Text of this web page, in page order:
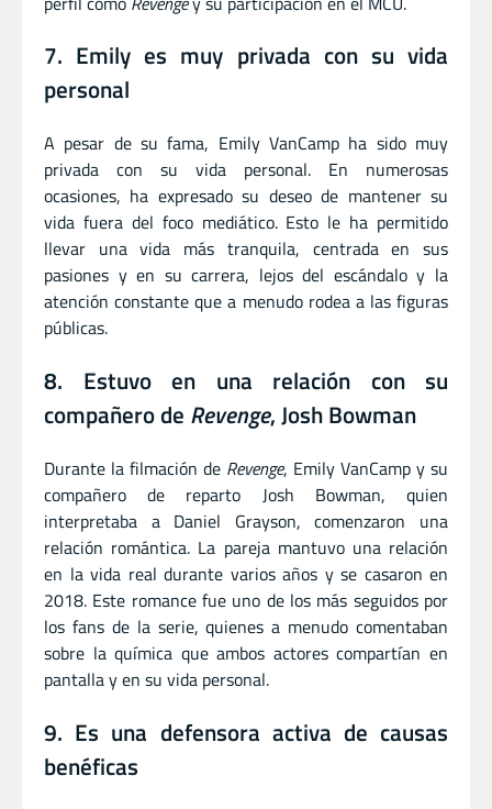
7. Emily es muy privada con su vida
personal
A pesar de su fama, Emily VanCamp ha sido muy
privada con su vida personal. En numerosas
ocasiones, ha expresado su deseo de mantener su
vida fuera del foco mediático. Esto le ha permitido
llevar una vida más tranquila, centrada en sus
pasiones y en su carrera, lejos del escándalo y la
atención constante que a menudo rodea a las figuras
públicas.
8. Estuvo en una relación con su
compañero de Revenge, Josh Bowman
Durante la filmación de Revenge, Emily VanCamp y su
compañero de reparto Josh Bowman, quien
interpretaba a Daniel Grayson, comenzaron una
relación romántica. La pareja mantuvo una relación
en la vida real durante varios años y se casaron en
2018. Este romance fue uno de los más seguidos por
los fans de la serie, quienes a menudo comentaban
sobre la química que ambos actores compartían en
pantalla y en su vida personal.
9. Es una defensora activa de causas
benéficas